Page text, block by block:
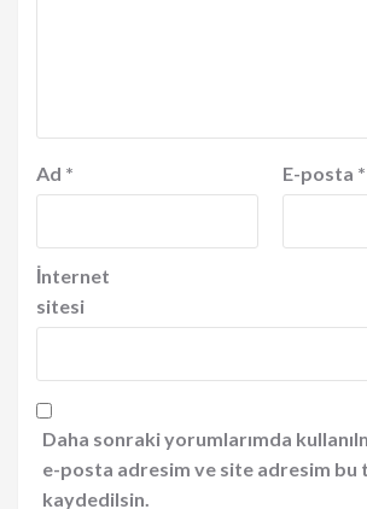
Ad * E-posta *
İnternet
sitesi
Daha sonraki yorumlarımda
e-posta adresim ve site adresim bu
kaydedilsin.